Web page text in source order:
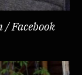
/ Facebook